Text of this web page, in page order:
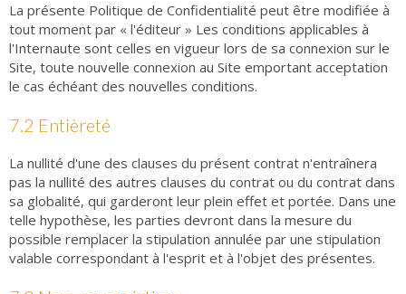
La présente Politique de Confidentialité peut être modifiée à
tout moment par « l'éditeur » Les conditions applicables à
l'Internaute sont celles en vigueur lors de sa connexion sur le
Site, toute nouvelle connexion au Site emportant acceptation
le cas échéant des nouvelles conditions.
7.2 Entièreté
La nullité d'une des clauses du présent contrat n'entraînera
pas la nullité des autres clauses du contrat ou du contrat dans
sa globalité, qui garderont leur plein effet et portée. Dans une
telle hypothèse, les parties devront dans la mesure du
possible remplacer la stipulation annulée par une stipulation
valable correspondant à l'esprit et à l'objet des présentes.